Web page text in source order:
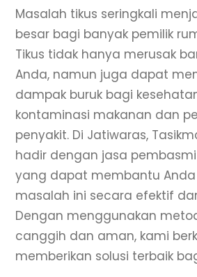
Masalah tikus seringkali
besar bagi banyak pemilik
Tikus tidak hanya merusak
Anda, namun juga dapat
dampak buruk bagi
kontaminasi makanan dan
penyakit. Di Jatiwaras,
hadir dengan jasa
yang dapat membantu
masalah ini secara efektif
Dengan menggunakan
canggih dan aman, kami
memberikan solusi terbaik